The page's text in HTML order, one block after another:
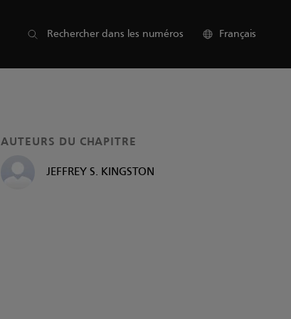
Rechercher dans les numéros Français
AUTEURS DU CHAPITRE
JEFFREY S. KINGSTON